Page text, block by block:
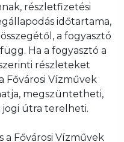
részletfizetési
időtartama,
a fogyasztó
Ha a fogyasztó a
részleteket
Fővárosi Vízművek
megszüntetheti,
jogi útra terelheti.
a Fővárosi Vízművek